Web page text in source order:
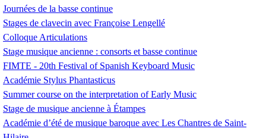
Journées de la basse continue
Stages de clavecin avec Françoise Lengellé
Colloque Articulations
Stage musique ancienne : consorts et basse continue
FIMTE - 20th Festival of Spanish Keyboard Music
Académie Stylus Phantasticus
Summer course on the interpretation of Early Music
Stage de musique ancienne à Étampes
Académie d’été de musique baroque avec Les Chantres de Saint-